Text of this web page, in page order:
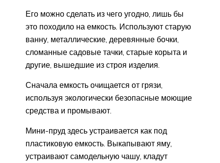
Его можно сделать из чего угодно, лишь бы
это походило на емкость. Используют старую
ванну, металлические, деревянные бочки,
сломанные садовые тачки, старые корыта и
другие, вышедшие из строя изделия.
Сначала емкость очищается от грязи,
используя экологически безопасные моющие
средства и промывают.
Мини-пруд здесь устраивается как под
пластиковую емкость. Выкапывают яму,
устраивают самодельную чашу, кладут